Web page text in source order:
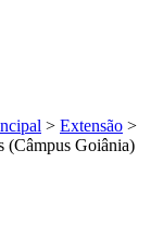
> Extensão >
(Câmpus Goiânia)